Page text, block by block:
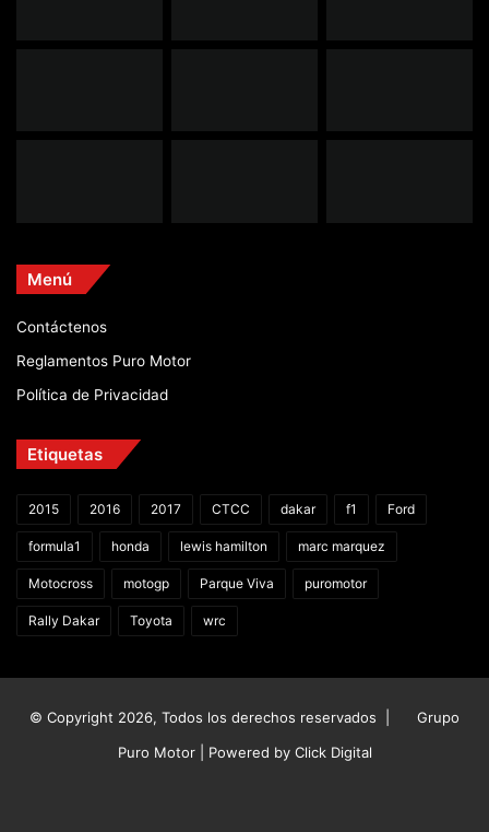
Menú
Contáctenos
Reglamentos Puro Motor
Política de Privacidad
Etiquetas
2015 2016 2017 CTCC dakar f1 Ford
formula1 honda lewis hamilton marc marquez
Motocross motogp Parque Viva puromotor
Rally Dakar Toyota wrc
© Copyright 2026, Todos los derechos reservados |
Grupo
Puro Motor | Powered by Click Digital